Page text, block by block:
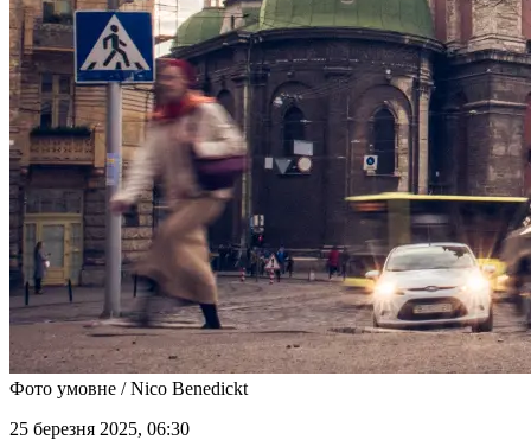
Фото умовне / Nico Benedickt
25 березня 2025, 06:30